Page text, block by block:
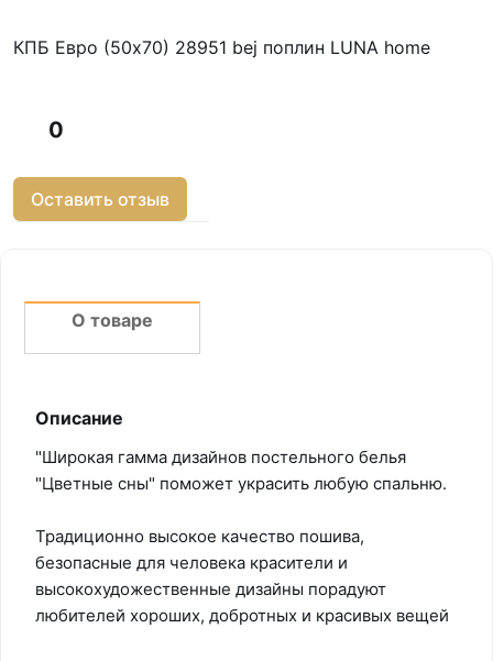
КПБ Евро (50х70) 28951 bej поплин LUNA home
0
Оставить отзыв
О товаре
Описание
"Широкая гамма дизайнов постельного белья
"Цветные сны" поможет украсить любую спальню.
Традиционно высокое качество пошива,
безопасные для человека красители и
высокохудожественные дизайны порадуют
любителей хороших, добротных и красивых вещей